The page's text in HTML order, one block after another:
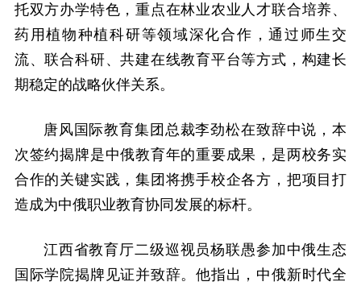
托双方办学特色，重点在林业农业人才联合培养、
药用植物种植科研等领域深化合作，通过师生交
流、联合科研、共建在线教育平台等方式，构建长
期稳定的战略伙伴关系。
唐风国际教育集团总裁李劲松在致辞中说，本
次签约揭牌是中俄教育年的重要成果，是两校务实
合作的关键实践，集团将携手校企各方，把项目打
造成为中俄职业教育协同发展的标杆。
江西省教育厅二级巡视员杨联愚参加中俄生态
国际学院揭牌见证并致辞。他指出，中俄新时代全